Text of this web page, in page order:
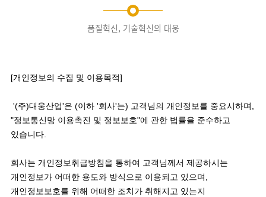
품질혁신, 기술혁신의 대웅
[개인정보의 수집 및 이용목적]
"정보통신망 이용촉진 및 정보보호"에 관한 법률을 준수하고
있습니다.
회사는 개인정보취급방침을 통하여 고객님께서 제공하시는
개인정보가 어떠한 용도와 방식으로 이용되고 있으며,
개인정보보호를 위해 어떠한 조치가 취해지고 있는지